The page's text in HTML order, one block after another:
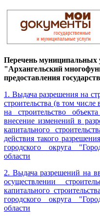
Перечень муниципальных
"Архангельский
предоставления
1. Выдача разрешения на
строительства (в том
на строительство
внесение изменений в
капитального
действия такого
городского округа
области
2. Выдача разрешений на
осуществлении
капитального
городского округа
области